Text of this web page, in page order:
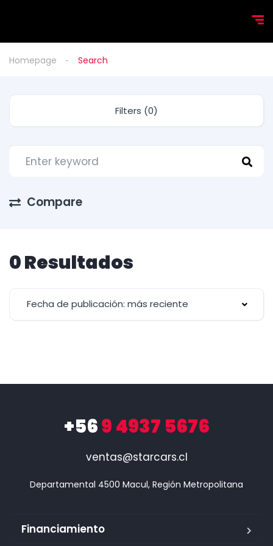
Homepage Search
Filters (0)
Compare
0 Resultados
Fecha de publicación: más reciente
+569 4937 5676
ventas@starcars.cl
Financiamiento